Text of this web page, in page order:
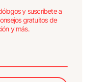
y suscríbete a
gratuitos de
y más.